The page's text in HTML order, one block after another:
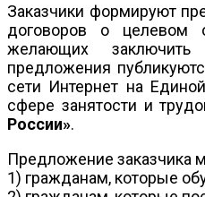
Заказчики формируют
договоров о целевом
желающих
предложения
сети Интернет на
сфере занятости и
России».
Предложение заказчика
1) гражданам, которые